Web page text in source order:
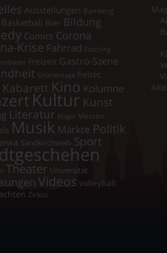
Ausstellungen Bamberg
Basketball Bier Bildung
Comics Corona
Krise Fahrrad Fasching
Freizeit Gastro-Szene
Gitarrentage heitec
Kabarett Kino Kolumne
Kultur Kunst
Literatur Magie Messen
Musik Märkte Politik
Sandkirchweih Sport
Theater Universität
Videos volleyball
Zirkus